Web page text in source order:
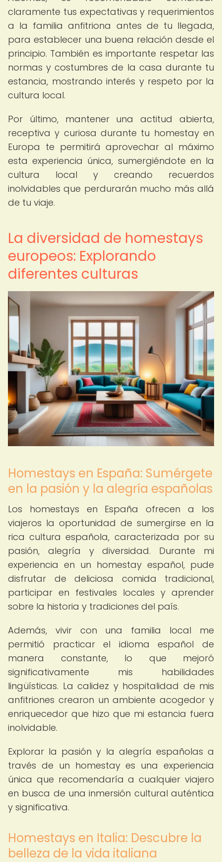
claramente tus expectativas y requerimientos
a la familia anfitriona antes de tu llegada,
para establecer una buena relación desde el
principio. También es importante respetar las
normas y costumbres de la casa durante tu
estancia, mostrando interés y respeto por la
cultura local.
Por último, mantener una actitud abierta,
receptiva y curiosa durante tu homestay en
Europa te permitirá aprovechar al máximo
esta experiencia única, sumergiéndote en la
cultura local y creando recuerdos
inolvidables que perdurarán mucho más allá
de tu viaje.
La diversidad de homestays
europeos: Explorando
diferentes culturas
Homestays en España: Sumérgete
en la pasión y la alegría españolas
Los homestays en España ofrecen a los
viajeros la oportunidad de sumergirse en la
rica cultura española, caracterizada por su
pasión, alegría y diversidad. Durante mi
experiencia en un homestay español, pude
disfrutar de deliciosa comida tradicional,
participar en festivales locales y aprender
sobre la historia y tradiciones del país.
Además, vivir con una familia local me
permitió practicar el idioma español de
manera constante, lo que mejoró
significativamente mis habilidades
lingüísticas. La calidez y hospitalidad de mis
anfitriones crearon un ambiente acogedor y
enriquecedor que hizo que mi estancia fuera
inolvidable.
Explorar la pasión y la alegría españolas a
través de un homestay es una experiencia
única que recomendaría a cualquier viajero
en busca de una inmersión cultural auténtica
y significativa.
Homestays en Italia: Descubre la
belleza de la vida italiana